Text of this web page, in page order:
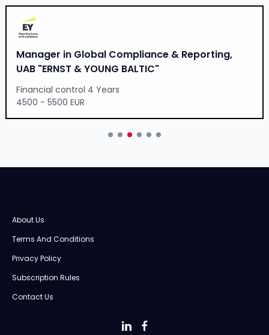
Manager in Global Compliance & Reporting,
UAB "ERNST & YOUNG BALTIC"
Financial control 4 Years
4500 - 5500 EUR
About Us
Terms And Conditions
Privacy Policy
Subscription Rules
Contact Us